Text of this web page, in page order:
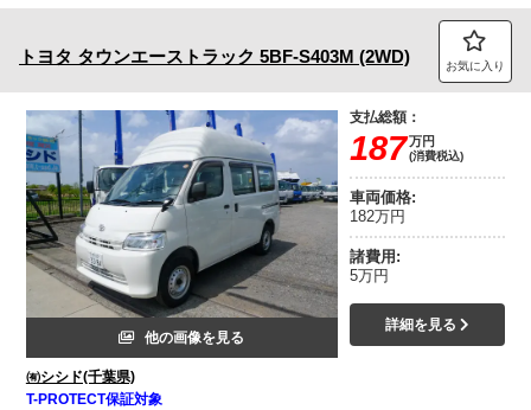
トヨタ タウンエーストラック 5BF-S403M (2WD) お気に入り
他の画像を見る
㈲シシド(千葉県)
T-PROTECT保証対象
支払総額：
187万円
(消費税込)
車両価格:
182万円
諸費用:
5万円
詳細を見る